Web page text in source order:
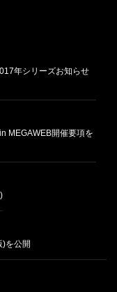
年シリーズお知らせ
MEGAWEB開催要項を
)を公開